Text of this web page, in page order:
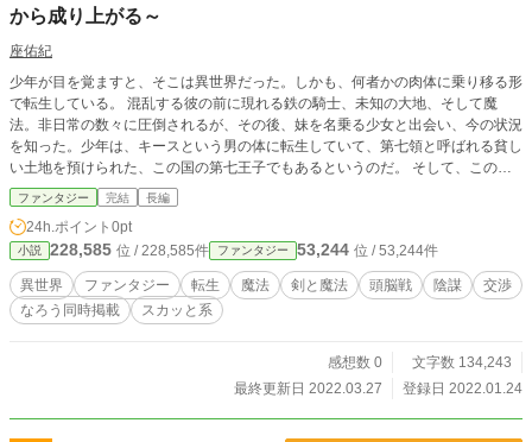
から成り上がる～
座佑紀
少年が目を覚ますと、そこは異世界だった。しかも、何者かの肉体に乗り移る形
で転生している。 混乱する彼の前に現れる鉄の騎士、未知の大地、そして魔
法。非日常の数々に圧倒されるが、その後、妹を名乗る少女と出会い、今の状況
を知った。少年は、キースという男の体に転生していて、第七領と呼ばれる貧し
い土地を預けられた、この国の第七王子でもあるというのだ。 そして、この異
世界独自の、驚愕のルールも知る。 【テーブル】と呼ばれる交渉の場の中でマ
ナー違反を犯すと、相手に魔力（マナ）を奪われる、交渉が中心の世界だという
のだ。 陰謀と交渉が交錯する魔法と舌戦の仁義なき戦い。それこそがマナーバ
トルである。 ▼以下サイトで同時掲載しています▼ カクヨム：https://kakuyom
u.jp/works/16816927859996566289 なろう：https://ncode.syosetu.com/n0255
hl/
ファンタジー 完結 長編
24h.ポイント 0pt
小説 228,585 位 / 228,585件 ファンタジー 53,244 位 / 53,244件
異世界 ファンタジー 転生 魔法 剣と魔法 頭脳戦 陰謀
交渉
なろう同時掲載
スカッと系
感想数 0
文字数 134,243
最終更新日 2022.03.27
登録日 2022.01.24